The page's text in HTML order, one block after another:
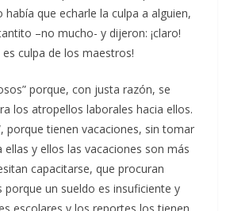
había que echarle la culpa a alguien,
–no mucho- y dijeron: ¡claro!
es culpa de los maestros!
porque, con justa razón, se
los atropellos laborales hacia ellos.
porque tienen vacaciones, sin tomar
ellas y ellos las vacaciones son más
capacitarse, que procuran
un sueldo es insuficiente y